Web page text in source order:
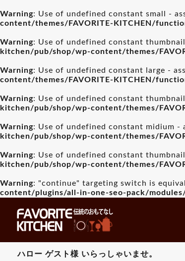
Warning: Use of undefined constant small -
content/themes/FAVORITE-KITCHEN/
Warning: Use of undefined constant
kitchen/pub/shop/wp-content/themes/
Warning: Use of undefined constant large -
content/themes/FAVORITE-KITCHEN/
Warning: Use of undefined constant
kitchen/pub/shop/wp-content/themes/
Warning: Use of undefined constant midium
kitchen/pub/shop/wp-content/themes/
Warning: Use of undefined constant
kitchen/pub/shop/wp-content/themes/
Warning: "continue" targeting switch is
content/plugins/all-in-one-seo-pack/modules/
ハロー ゲスト様 いらっしゃいませ。